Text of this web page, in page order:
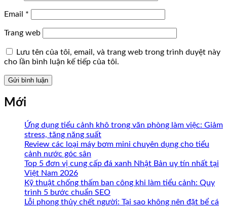
Email *
Trang web
Lưu tên của tôi, email, và trang web trong trình duyệt này
cho lần bình luận kế tiếp của tôi.
Mới
Ứng dụng tiểu cảnh khô trong văn phòng làm việc: Giảm
stress, tăng năng suất
Review các loại máy bơm mini chuyên dụng cho tiểu
cảnh nước góc sân
Top 5 đơn vị cung cấp đá xanh Nhật Bản uy tín nhất tại
Việt Nam 2026
Kỹ thuật chống thấm ban công khi làm tiểu cảnh: Quy
trình 5 bước chuẩn SEO
Lỗi phong thủy chết người: Tại sao không nên đặt bể cá